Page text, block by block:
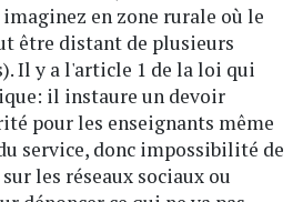
en zone rurale où le
être distant de plusieurs
Il y a l'article 1 de la loi qui
il instaure un devoir
pour les enseignants même
service, donc impossibilité de
les réseaux sociaux ou